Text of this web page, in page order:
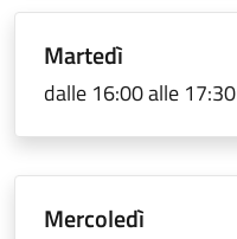
Martedì
dalle 16:00 alle 17:30
Mercoledì